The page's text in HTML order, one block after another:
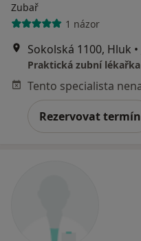
Zubař
1 názor
Sokolská 1100, Hluk •
Praktická zubní lékařka
Rezervovat termín